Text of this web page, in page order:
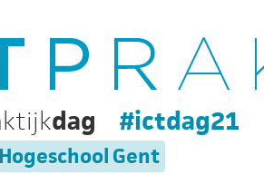
dag #ictdag21
Gent